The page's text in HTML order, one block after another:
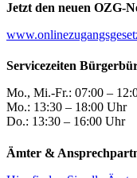
Jetzt den neuen OZG-
Servicezeiten
Mo., Mi.-Fr.: 07:00 –
Mo.: 13:30 – 18:00 Uhr
Do.: 13:30 – 16:00 Uhr
Ämter &